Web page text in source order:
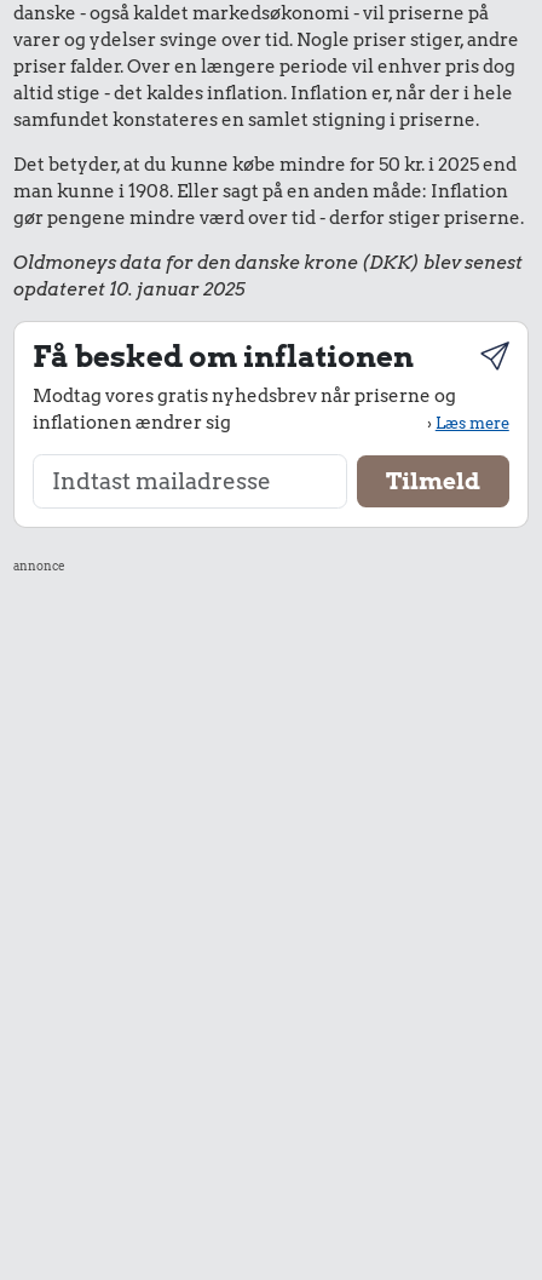
danske - også kaldet markedsøkonomi - vil priserne på
varer og ydelser svinge over tid. Nogle priser stiger, andre
priser falder. Over en længere periode vil enhver pris dog
altid stige - det kaldes inflation. Inflation er, når der i hele
samfundet konstateres en samlet stigning i priserne.
Det betyder, at du kunne købe mindre for 50 kr. i 2025 end
man kunne i 1908. Eller sagt på en anden måde: Inflation
gør pengene mindre værd over tid - derfor stiger priserne.
Oldmoneys data for den danske krone (DKK) blev senest
opdateret 10. januar 2025
Få besked om inflationen
Modtag vores gratis nyhedsbrev når priserne og
inflationen ændrer sig
›Læs mere
annonce